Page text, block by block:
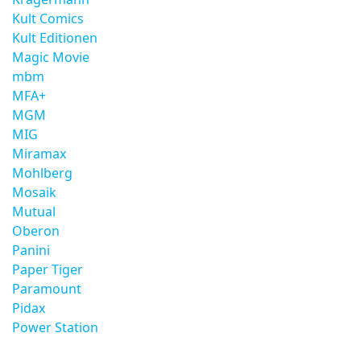
Kult Comics
Kult Editionen
Magic Movie
mbm
MFA+
MGM
MIG
Miramax
Mohlberg
Mosaik
Mutual
Oberon
Panini
Paper Tiger
Paramount
Pidax
Power Station